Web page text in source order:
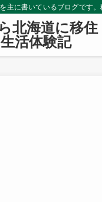
に書いているブログです
北海道に移住
活体験記